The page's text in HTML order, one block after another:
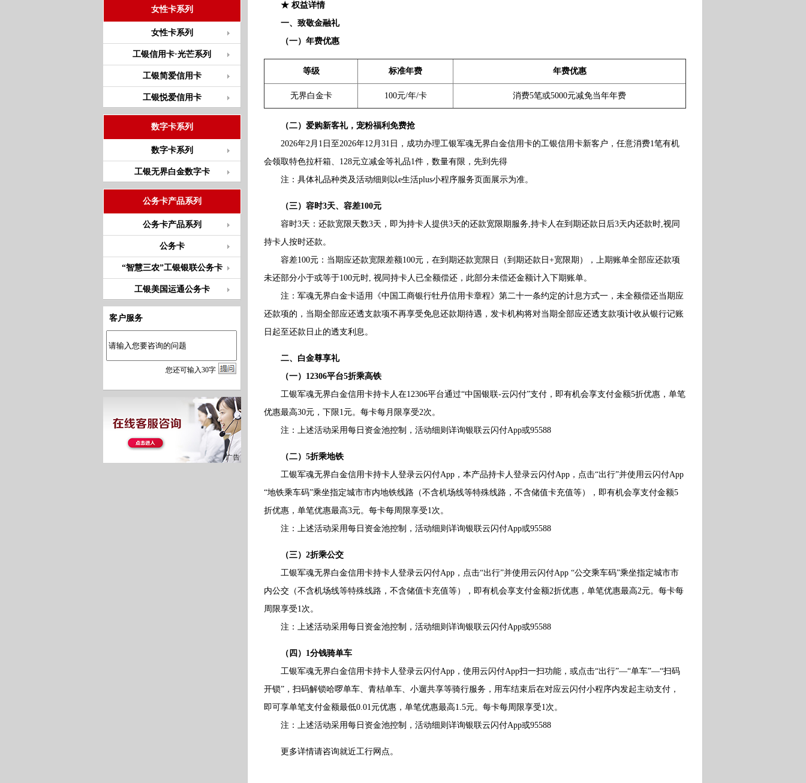
女性卡系列
女性卡系列
工银信用卡·光芒系列
工银简爱信用卡
工银悦爱信用卡
数字卡系列
数字卡系列
工银无界白金数字卡
公务卡产品系列
公务卡产品系列
公务卡
“智慧三农”工银银联公务卡
工银美国运通公务卡
客户服务
您还可输入30字
★ 权益详情
一、致敬金融礼
（一）年费优惠
等级 标准年费 年费优惠
无界白金卡 100元/年/卡 消费5笔或5000元减免当年年费
（二）爱购新客礼，宠粉福利免费抢
2026年2月1日至2026年12月31日，成功办理工银军魂无界白金信用卡的工银信用卡新客户，任意消费1笔有机
会领取特色拉杆箱、128元立减金等礼品1件，数量有限，先到先得
注：具体礼品种类及活动细则以e生活plus小程序服务页面展示为准。
（三）容时3天、容差100元
容时3天：还款宽限天数3天，即为持卡人提供3天的还款宽限期服务,持卡人在到期还款日后3天内还款时,视同
持卡人按时还款。
容差100元：当期应还款宽限差额100元，在到期还款宽限日（到期还款日+宽限期），上期账单全部应还款项
未还部分小于或等于100元时, 视同持卡人已全额偿还，此部分未偿还金额计入下期账单。
注：军魂无界白金卡适用《中国工商银行牡丹信用卡章程》第二十一条约定的计息方式一，未全额偿还当期应
还款项的，当期全部应还透支款项不再享受免息还款期待遇，发卡机构将对当期全部应还透支款项计收从银行记账
日起至还款日止的透支利息。
二、白金尊享礼
（一）12306平台5折乘高铁
工银军魂无界白金信用卡持卡人在12306平台通过“中国银联-云闪付”支付，即有机会享支付金额5折优惠，单笔
优惠最高30元，下限1元。每卡每月限享受2次。
注：上述活动采用每日资金池控制，活动细则详询银联云闪付App或95588
（二）5折乘地铁
工银军魂无界白金信用卡持卡人登录云闪付App，本产品持卡人登录云闪付App，点击“出行”并使用云闪付App
“地铁乘车码”乘坐指定城市市内地铁线路（不含机场线等特殊线路，不含储值卡充值等），即有机会享支付金额5
折优惠，单笔优惠最高3元。每卡每周限享受1次。
注：上述活动采用每日资金池控制，活动细则详询银联云闪付App或95588
（三）2折乘公交
工银军魂无界白金信用卡持卡人登录云闪付App，点击“出行”并使用云闪付App “公交乘车码”乘坐指定城市市
内公交（不含机场线等特殊线路，不含储值卡充值等），即有机会享支付金额2折优惠，单笔优惠最高2元。每卡每
周限享受1次。
注：上述活动采用每日资金池控制，活动细则详询银联云闪付App或95588
（四）1分钱骑单车
工银军魂无界白金信用卡持卡人登录云闪付App，使用云闪付App扫一扫功能，或点击“出行”—“单车”—“扫码
开锁”，扫码解锁哈啰单车、青桔单车、小遛共享等骑行服务，用车结束后在对应云闪付小程序内发起主动支付，
即可享单笔支付金额最低0.01元优惠，单笔优惠最高1.5元。每卡每周限享受1次。
注：上述活动采用每日资金池控制，活动细则详询银联云闪付App或95588
更多详情请咨询就近工行网点。